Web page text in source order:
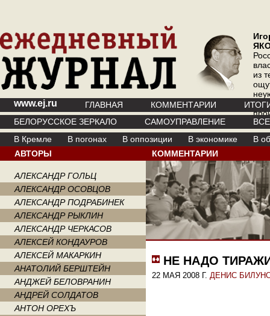
из
где
www.ej.ru ГЛАВНАЯ КОММЕНТАРИИ
БЕЛОРУССКОЕ ЗЕРКАЛО
САМОУПРАВЛЕНИЕ
В Кремле
В погонах В оппозиции В экономике
В
АВТОРЫ
АЛЕКСАНДР ГОЛЬЦ
АЛЕКСАНДР ОСОВЦОВ
АЛЕКСАНДР ПОДРАБИНЕК
АЛЕКСАНДР РЫКЛИН
АЛЕКСАНДР ЧЕРКАСОВ
АЛЕКСЕЙ КОНДАУРОВ
АЛЕКСЕЙ МАКАРКИН
АНАТОЛИЙ БЕРШТЕЙН
АНДЖЕЙ БЕЛОВРАНИН
АНДРЕЙ СОЛДАТОВ
АНТОН ОРЕХЪ
КОММЕНТАРИИ
НЕ НАДО
22 МАЯ 2008 Г. ДЕНИС